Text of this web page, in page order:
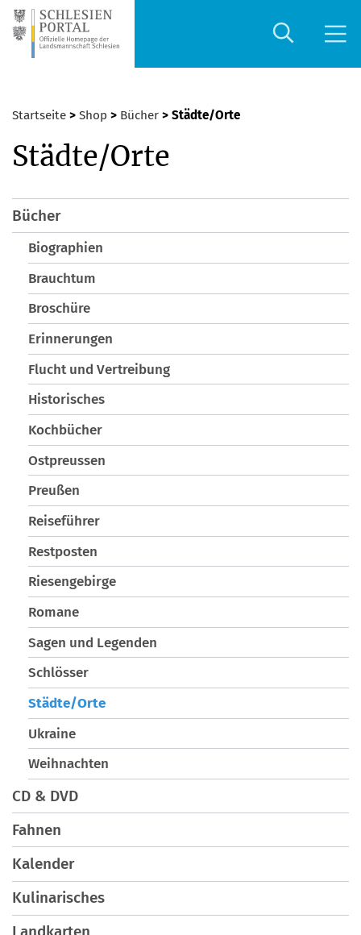
Startseite > Shop > Bücher > Städte/Orte
Städte/Orte
Bücher
Biographien
Brauchtum
Broschüre
Erinnerungen
Flucht und Vertreibung
Historisches
Kochbücher
Ostpreussen
Preußen
Reiseführer
Restposten
Riesengebirge
Romane
Sagen und Legenden
Schlösser
Städte/Orte
Ukraine
Weihnachten
CD & DVD
Fahnen
Kalender
Kulinarisches